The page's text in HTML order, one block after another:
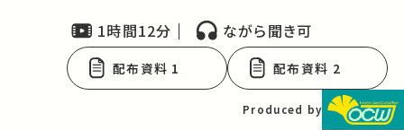
1時間12分 ながら聞き可
配布資料 1 配布資料 2
Produced by